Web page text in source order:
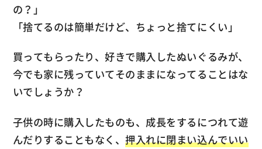
の？」
「捨てるのは簡単だけど、ちょっと捨てにくい」
買ってもらったり、好きで購入したぬいぐるみが、
今でも家に残っていてそのままになってることはな
いでしょうか？
子供の時に購入したものも、成長をするにつれて遊
んだりすることもなく、押入れに閉まい込んでいい